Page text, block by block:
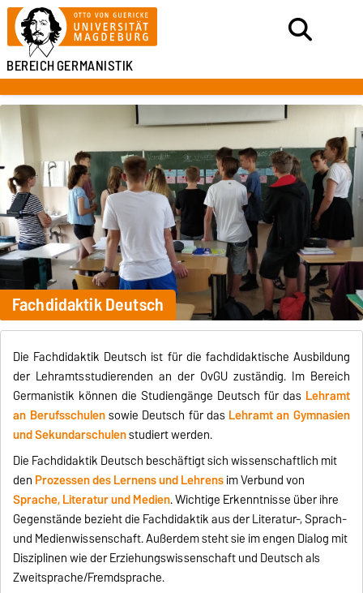
BEREICHGERMANISTIK
Fachdidaktik Deutsch
Die Fachdidaktik Deutsch ist für die fachdidaktische Ausbildung
der Lehramtsstudierenden an der OvGU zuständig. Im Bereich
Germanistik können die Studiengänge Deutsch für das Lehramt
an Berufsschulensowie Deutsch für das Lehramt an Gymnasien
und Sekundarschulenstudiert werden.
Die Fachdidaktik Deutsch beschäftigt sich wissenschaftlich mit
den Prozessen des Lernens und Lehrensim Verbund von
Sprache, Literatur und Medien. Wichtige Erkenntnisse über ihre
Gegenstände bezieht die Fachdidaktik aus der Literatur-, Sprach-
und Medienwissenschaft. Außerdem steht sie im engen Dialog mit
Disziplinen wie der Erziehungswissenschaft und Deutsch als
Zweitsprache/Fremdsprache.